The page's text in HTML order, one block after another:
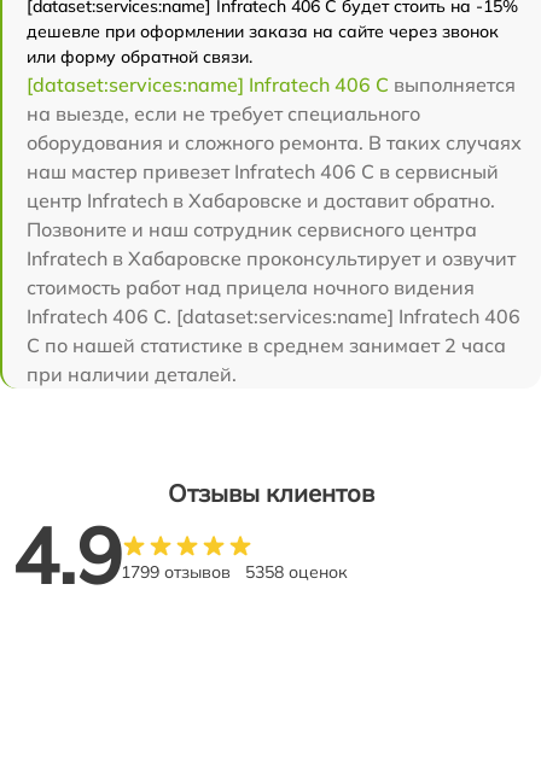
[dataset:services:name] Infratech 406 С будет стоить на -15%
дешевле при оформлении заказа на сайте через звонок
или форму обратной связи.
[dataset:services:name] Infratech 406 С выполняется
на выезде, если не требует специального
оборудования и сложного ремонта. В таких случаях
наш мастер привезет Infratech 406 С в сервисный
центр Infratech в Хабаровске и доставит обратно.
Позвоните и наш сотрудник сервисного центра
Infratech в Хабаровске проконсультирует и озвучит
стоимость работ над прицела ночного видения
Infratech 406 С. [dataset:services:name] Infratech 406
С по нашей статистике в среднем занимает 2 часа
при наличии деталей.
Отзывы клиентов
4.91799 отзывов 5358 оценок